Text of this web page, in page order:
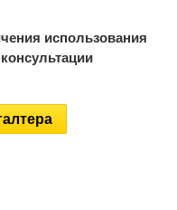
использования